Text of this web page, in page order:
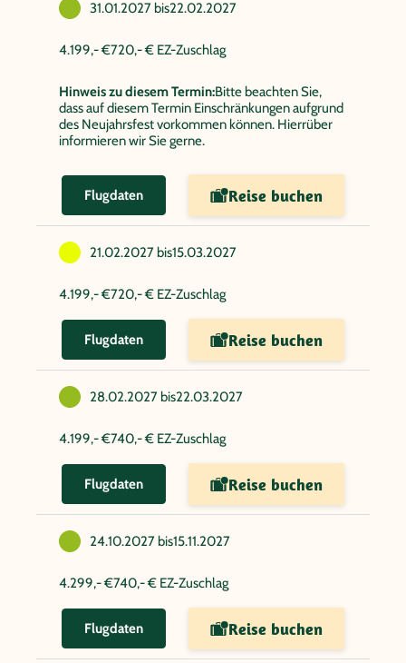
31.01.2027 bis22.02.2027
4.199,- €720,- € EZ-Zuschlag
Hinweis zu diesem Termin:Bitte beachten Sie,
dass auf diesem Termin Einschränkungen aufgrund
des Neujahrsfest vorkommen können. Hierrüber
informieren wir Sie gerne.
Flugdaten Reise buchen
21.02.2027 bis15.03.2027
4.199,- €720,- € EZ-Zuschlag
Flugdaten Reise buchen
28.02.2027 bis22.03.2027
4.199,- €740,- € EZ-Zuschlag
Flugdaten Reise buchen
24.10.2027 bis15.11.2027
4.299,- €740,- € EZ-Zuschlag
Flugdaten Reise buchen